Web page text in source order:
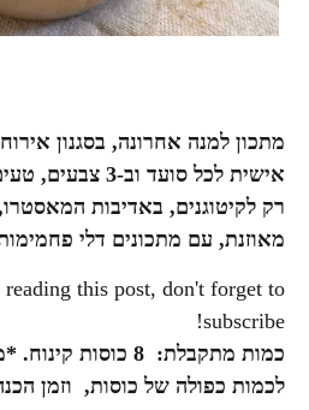
מתכון למנה אחרונה, בסגנון
אישית לכל סועד
רק לקיטוגנים, באדיבות
מאוזנת, עם מתכונים דלי
this post, don't forget to
subscribe!
כמות מתקבלת:
8 כוסות
לכמות כפולה של כוסות, וזמן הכנה: 60